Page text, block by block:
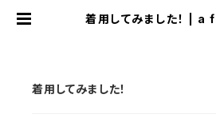
着用してみました！ |
着用してみました！